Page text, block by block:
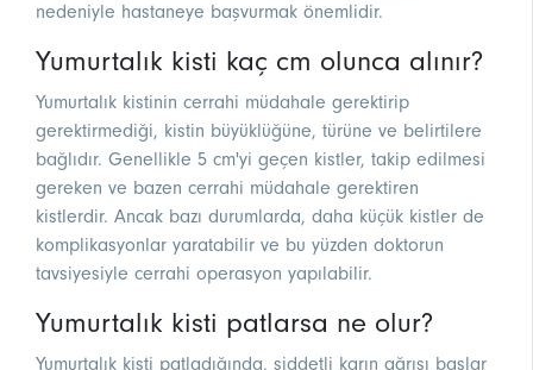
nedeniyle hastaneye başvurmak önemlidir.
Yumurtalık kisti kaç cm olunca alınır?
Yumurtalık kistinin cerrahi müdahale gerektirip
gerektirmediği, kistin büyüklüğüne, türüne ve belirtilere
bağlıdır. Genellikle 5 cm'yi geçen kistler, takip edilmesi
gereken ve bazen cerrahi müdahale gerektiren
kistlerdir. Ancak bazı durumlarda, daha küçük kistler de
komplikasyonlar yaratabilir ve bu yüzden doktorun
tavsiyesiyle cerrahi operasyon yapılabilir.
Yumurtalık kisti patlarsa ne olur?
Yumurtalık kisti patladığında, şiddetli karın ağrısı başlar